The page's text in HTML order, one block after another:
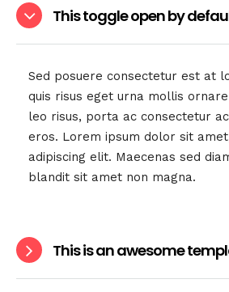
This toggle open by
Sed posuere consectetur est at
quis risus eget urna mollis
leo risus, porta ac consectetur
eros. Lorem ipsum dolor sit
adipiscing elit. Maecenas sed
blandit sit amet non magna.
This is an awesome